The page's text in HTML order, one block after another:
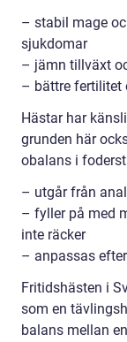
– stabil mage
sjukdomar
– jämn tillväxt
– bättre fertilitet
Hästar har
grunden här
obalans i
– utgår från
– fyller på med
inte räcker
– anpassas
Fritidshästen i
som en
balans mellan